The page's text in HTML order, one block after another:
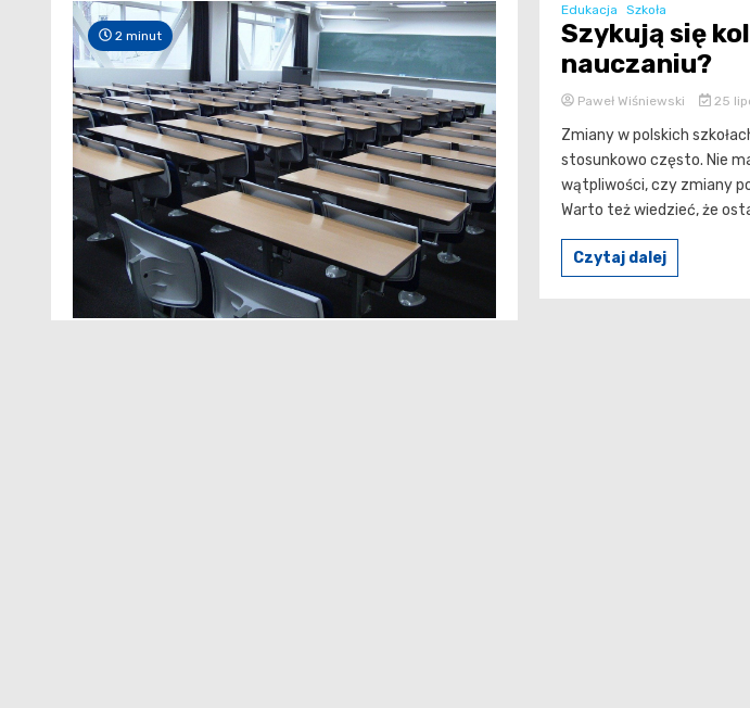
2 minut
Edukacja Szkoła
Szykują się
nauczaniu?
Paweł Wiśniewski 25
Zmiany w polskich
stosunkowo często. Nie
wątpliwości, czy zmiany
Warto też wiedzieć, że
Czytaj dalej